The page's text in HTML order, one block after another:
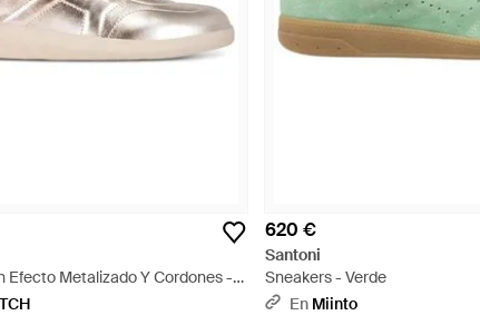
Efecto Metalizado Y Cordones -
620 €
Santoni
Sneakers - Verde
En Miinto